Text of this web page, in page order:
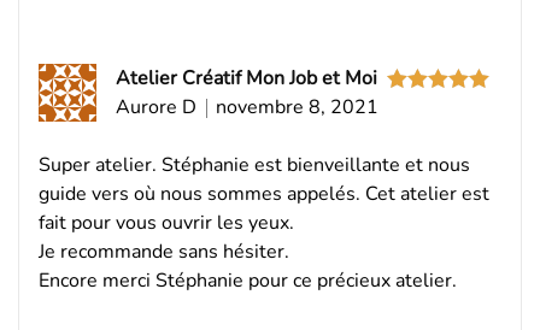
Atelier Créatif Mon Job et Moi
Aurore D
novembre 8, 2021
Super atelier. Stéphanie est bienveillante et nous
guide vers où nous sommes appelés. Cet atelier est
fait pour vous ouvrir les yeux.
Je recommande sans hésiter.
Encore merci Stéphanie pour ce précieux atelier.